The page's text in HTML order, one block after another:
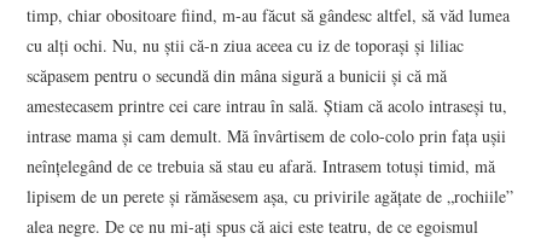
timp, chiar obositoare fiind, m-au făcut să gândesc altfel, să văd lumea
cu alți ochi. Nu, nu știi că-n ziua aceea cu iz de toporași și liliac
scăpasem pentru o secundă din mâna sigură a bunicii și că mă
amestecasem printre cei care intrau în sală. Știam că acolo intraseși tu,
intrase mama și cam demult. Mă învârtisem de colo-colo prin fața ușii
neînțelegând de ce trebuia să stau eu afară. Intrasem totuși timid, mă
lipisem de un perete și rămăsesem așa, cu privirile agățate de „rochiile”
alea negre. De ce nu mi-ați spus că aici este teatru, de ce egoismul